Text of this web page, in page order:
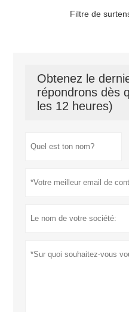
Filtre de
Obtenez le
répondrons dès
les 12 heures)